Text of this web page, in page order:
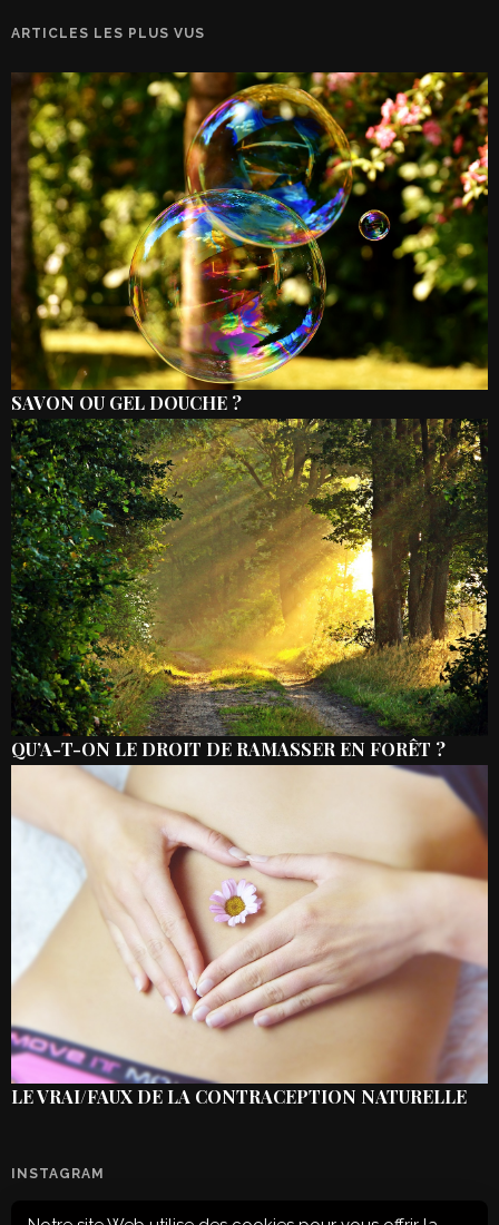
ARTICLES LES PLUS VUS
SAVON OU GEL DOUCHE ?
QU’A-T-ON LE DROIT DE RAMASSER EN FORÊT ?
LE VRAI/FAUX DE LA CONTRACEPTION NATURELLE
INSTAGRAM